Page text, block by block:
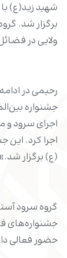
شهید زید(ع)
برگزار شد.
ولایی در
رحیمی در
جشنواره
اجرای سرود و
اجرا کرد.
(ع) برگزار شد.»
گروه سرود
جشنواره‌های
حضور فعالی